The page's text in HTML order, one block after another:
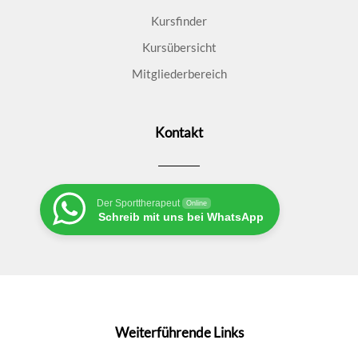
Kursfinder
Kursübersicht
Mitgliederbereich
Kontakt
Der Sporttherapeut Online
Schreib mit uns bei WhatsApp
Weiterführende Links